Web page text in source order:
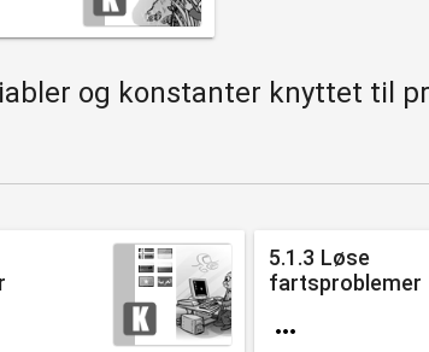
og konstanter knyttet til
5.1.3 Løse
fartsproblemer
